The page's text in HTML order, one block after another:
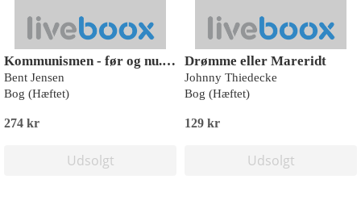
Kommunismen - før og nu. Farvel Karl Marx?
Bent Jensen
Bog (Hæftet)
274 kr
Udsolgt
Drømme eller Mareridt
Johnny Thiedecke
Bog (Hæftet)
129 kr
Udsolgt